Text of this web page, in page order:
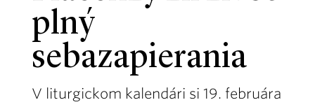
plný
sebazapierania
V liturgickom kalendári si 19. februára